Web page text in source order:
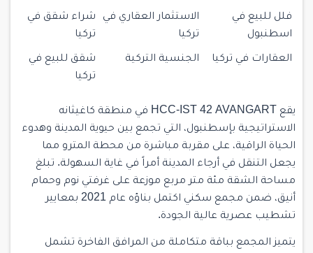
فلل للبيع في
اسطنبول
الاستثمار العقاري في
تركيا
شراء شقق في
تركيا
العقارات في تركيا الجنسية التركية
شقق للبيع في
تركيا
يقع HCC-IST 42 AVANGART في منطقة كاغيثانه
الاستراتيجية بإسطنبول، التي تجمع بين حيوية المدينة وهدوء
الحياة الراقية، على مقربة مباشرة من محطة المترو مما
يجعل التنقل في أرجاء المدينة أمراً في غاية السهولة. تبلغ
مساحة الشقة مئة متر مربع موزعة على غرفتي نوم وحمام
أنيق، ضمن مجمع سكني اكتمل بناؤه عام 2021 بمعايير
تشطيب عصرية عالية الجودة.
يتميز المجمع بباقة متكاملة من المرافق الفاخرة تشمل